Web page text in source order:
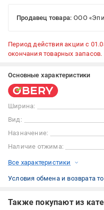
Продавец товара: ООО
Период действия акции с
окончания товарных запасов.
Основные характеристики
Ширина:
Вид:
Назначение:
Наличие отжима:
Все характеристики
Условия обмена и возврата
Также покупают из